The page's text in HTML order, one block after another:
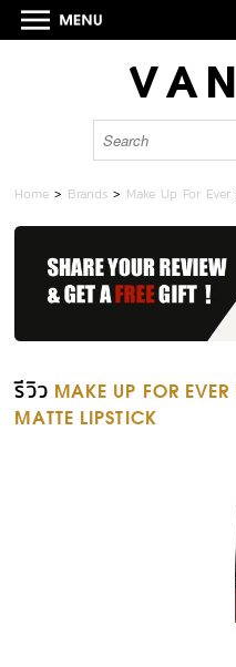
Home > Brands > Make Up For Ever
รีวิว MAKE UP FOR EVER
MATTE LIPSTICK